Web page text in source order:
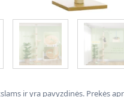
ir yra pavyzdinės. Prekės